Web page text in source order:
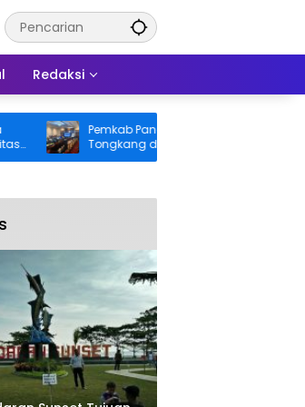
Redaksi
Pemkab Pangandaran Desak Bangkai
Tongkang dan Ceceran Batu Bara
Segera Diangkat, Soroti Buruknya